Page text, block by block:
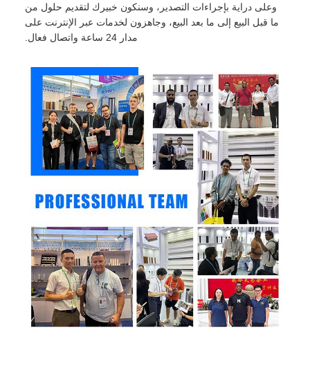
وعلى دراية بإجراءات التصدير، وسنكون خبيرك لتقديم حلول من
ما قبل البيع إلى ما بعد البيع، وجاهزون لخدمات عبر الإنترنت على
مدار 24 ساعة واتصال فعال.